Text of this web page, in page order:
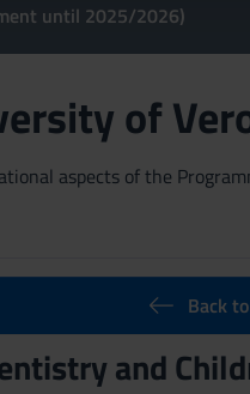
until 2025/2026)
of
aspects of the
Back
and